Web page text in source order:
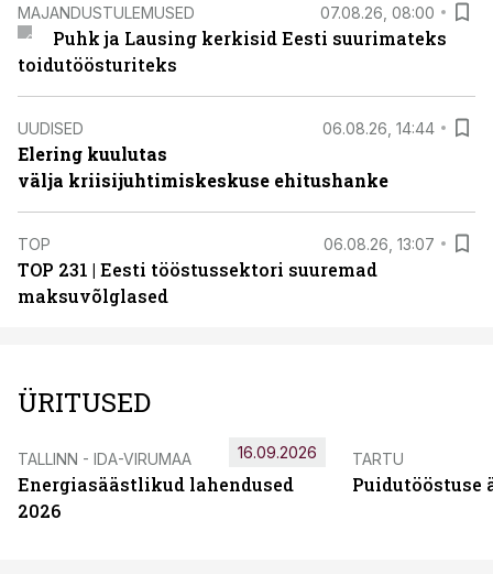
MAJANDUSTULEMUSED 07.08.26, 08:00
Puhk ja Lausing kerkisid Eesti suurimateks
toidutöösturiteks
UUDISED 06.08.26, 14:44
Elering kuulutas
välja kriisijuhtimiskeskuse ehitushanke
TOP 06.08.26, 13:07
TOP 231 | Eesti tööstussektori suuremad
maksuvõlglased
ÜRITUSED
TALLINN - IDA-VIRUMAA
Energiasäästlikud lahendused
2026
16.09.2026 TARTU
Puidutööstuse